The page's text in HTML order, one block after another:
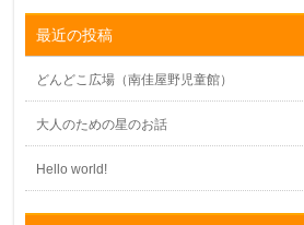
最近の投稿
どんどこ広場（南佳屋野児童館）
大人のための星のお話
Hello world!